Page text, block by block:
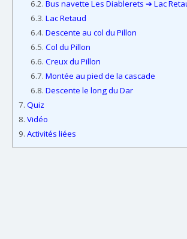
6.2. Bus navette Les Diablerets ➔ Lac
6.3. Lac Retaud
6.4. Descente au col du Pillon
6.5. Col du Pillon
6.6. Creux du Pillon
6.7. Montée au pied de la cascade
6.8. Descente le long du Dar
7. Quiz
8. Vidéo
9. Activités liées